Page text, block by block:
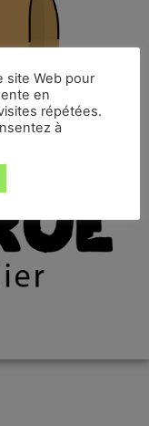
site Web pour
en
répétées.
à